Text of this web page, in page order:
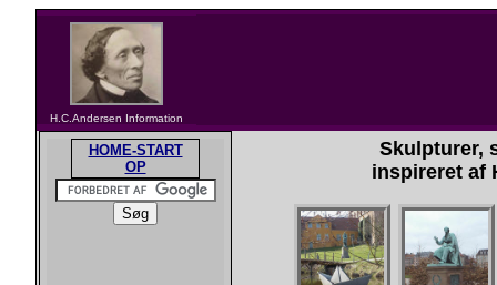
H.C.Andersen Information
HOME-START
OP
Skulpturer,
inspireret af